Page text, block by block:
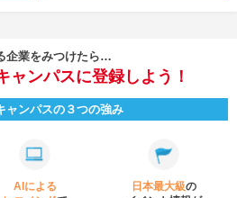
企業をみつけたら…
ャンパスに登録しよう！
ャンパスの３つの強み
AIによる
日本最大級の